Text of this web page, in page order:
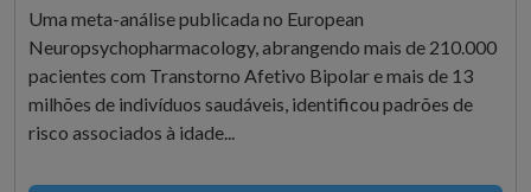
Uma meta-análise publicada no European
Neuropsychopharmacology, abrangendo mais de 210.000
pacientes com Transtorno Afetivo Bipolar e mais de 13
milhões de indivíduos saudáveis, identificou padrões de
risco associados à idade...